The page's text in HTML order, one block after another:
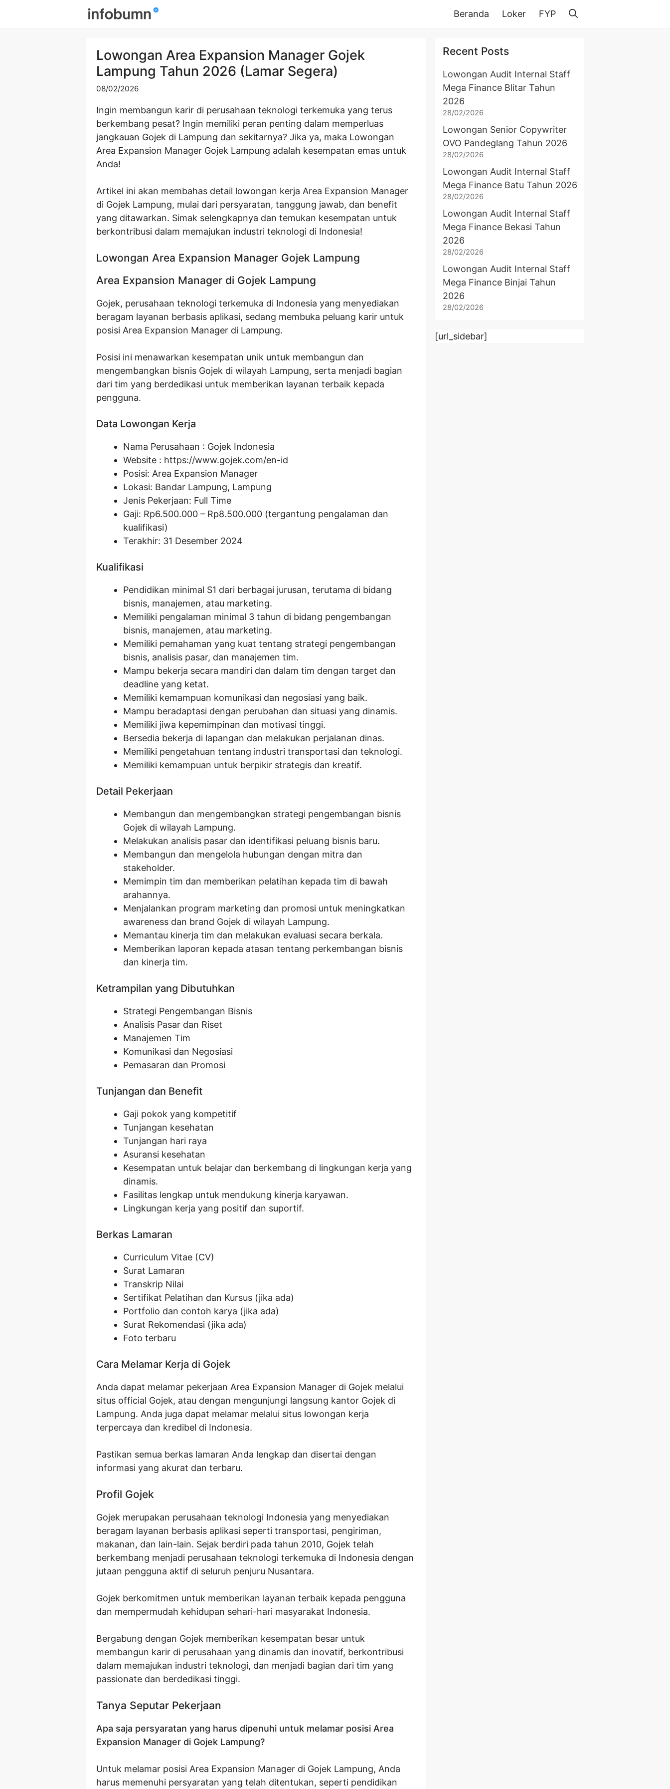
Beranda Loker FYP
Lowongan Area Expansion Manager Gojek
Lampung Tahun 2026 (Lamar Segera)
08/02/2026
Ingin membangun karir di perusahaan teknologi terkemuka yang terus
berkembang pesat? Ingin memiliki peran penting dalam memperluas
jangkauan Gojek di Lampung dan sekitarnya? Jika ya, maka Lowongan
Area Expansion Manager Gojek Lampung adalah kesempatan emas untuk
Anda!
Artikel ini akan membahas detail lowongan kerja Area Expansion Manager
di Gojek Lampung, mulai dari persyaratan, tanggung jawab, dan benefit
yang ditawarkan. Simak selengkapnya dan temukan kesempatan untuk
berkontribusi dalam memajukan industri teknologi di Indonesia!
Lowongan Area Expansion Manager Gojek Lampung
Area Expansion Manager di Gojek Lampung
Gojek, perusahaan teknologi terkemuka di Indonesia yang menyediakan
beragam layanan berbasis aplikasi, sedang membuka peluang karir untuk
posisi Area Expansion Manager di Lampung.
Posisi ini menawarkan kesempatan unik untuk membangun dan
mengembangkan bisnis Gojek di wilayah Lampung, serta menjadi bagian
dari tim yang berdedikasi untuk memberikan layanan terbaik kepada
pengguna.
Data Lowongan Kerja
Nama Perusahaan : Gojek Indonesia
Website : https://www.gojek.com/en-id
Posisi: Area Expansion Manager
Lokasi: Bandar Lampung, Lampung
Jenis Pekerjaan: Full Time
Gaji: Rp6.500.000 – Rp8.500.000 (tergantung pengalaman dan
kualifikasi)
Terakhir: 31 Desember 2024
Kualifikasi
Pendidikan minimal S1 dari berbagai jurusan, terutama di bidang
bisnis, manajemen, atau marketing.
Memiliki pengalaman minimal 3 tahun di bidang pengembangan
bisnis, manajemen, atau marketing.
Memiliki pemahaman yang kuat tentang strategi pengembangan
bisnis, analisis pasar, dan manajemen tim.
Mampu bekerja secara mandiri dan dalam tim dengan target dan
deadline yang ketat.
Memiliki kemampuan komunikasi dan negosiasi yang baik.
Mampu beradaptasi dengan perubahan dan situasi yang dinamis.
Memiliki jiwa kepemimpinan dan motivasi tinggi.
Bersedia bekerja di lapangan dan melakukan perjalanan dinas.
Memiliki pengetahuan tentang industri transportasi dan teknologi.
Memiliki kemampuan untuk berpikir strategis dan kreatif.
Detail Pekerjaan
Membangun dan mengembangkan strategi pengembangan bisnis
Gojek di wilayah Lampung.
Melakukan analisis pasar dan identifikasi peluang bisnis baru.
Membangun dan mengelola hubungan dengan mitra dan
stakeholder.
Memimpin tim dan memberikan pelatihan kepada tim di bawah
arahannya.
Menjalankan program marketing dan promosi untuk meningkatkan
awareness dan brand Gojek di wilayah Lampung.
Memantau kinerja tim dan melakukan evaluasi secara berkala.
Memberikan laporan kepada atasan tentang perkembangan bisnis
dan kinerja tim.
Ketrampilan yang Dibutuhkan
Strategi Pengembangan Bisnis
Analisis Pasar dan Riset
Manajemen Tim
Komunikasi dan Negosiasi
Pemasaran dan Promosi
Tunjangan dan Benefit
Gaji pokok yang kompetitif
Tunjangan kesehatan
Tunjangan hari raya
Asuransi kesehatan
Kesempatan untuk belajar dan berkembang di lingkungan kerja yang
dinamis.
Fasilitas lengkap untuk mendukung kinerja karyawan.
Lingkungan kerja yang positif dan suportif.
Berkas Lamaran
Curriculum Vitae (CV)
Surat Lamaran
Transkrip Nilai
Sertifikat Pelatihan dan Kursus (jika ada)
Portfolio dan contoh karya (jika ada)
Surat Rekomendasi (jika ada)
Foto terbaru
Cara Melamar Kerja di Gojek
Anda dapat melamar pekerjaan Area Expansion Manager di Gojek melalui
situs official Gojek, atau dengan mengunjungi langsung kantor Gojek di
Lampung. Anda juga dapat melamar melalui situs lowongan kerja
terpercaya dan kredibel di Indonesia.
Pastikan semua berkas lamaran Anda lengkap dan disertai dengan
informasi yang akurat dan terbaru.
Profil Gojek
Gojek merupakan perusahaan teknologi Indonesia yang menyediakan
beragam layanan berbasis aplikasi seperti transportasi, pengiriman,
makanan, dan lain-lain. Sejak berdiri pada tahun 2010, Gojek telah
berkembang menjadi perusahaan teknologi terkemuka di Indonesia dengan
jutaan pengguna aktif di seluruh penjuru Nusantara.
Gojek berkomitmen untuk memberikan layanan terbaik kepada pengguna
dan mempermudah kehidupan sehari-hari masyarakat Indonesia.
Bergabung dengan Gojek memberikan kesempatan besar untuk
membangun karir di perusahaan yang dinamis dan inovatif, berkontribusi
dalam memajukan industri teknologi, dan menjadi bagian dari tim yang
passionate dan berdedikasi tinggi.
Tanya Seputar Pekerjaan
Apa saja persyaratan yang harus dipenuhi untuk melamar posisi Area
Expansion Manager di Gojek Lampung?
Untuk melamar posisi Area Expansion Manager di Gojek Lampung, Anda
harus memenuhi persyaratan yang telah ditentukan, seperti pendidikan
Recent Posts
Lowongan Audit Internal Staff
Mega Finance Blitar Tahun
2026
28/02/2026
Lowongan Senior Copywriter
OVO Pandeglang Tahun 2026
28/02/2026
Lowongan Audit Internal Staff
Mega Finance Batu Tahun 2026
28/02/2026
Lowongan Audit Internal Staff
Mega Finance Bekasi Tahun
2026
28/02/2026
Lowongan Audit Internal Staff
Mega Finance Binjai Tahun
2026
28/02/2026
[url_sidebar]